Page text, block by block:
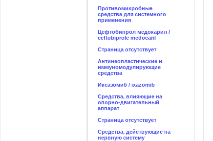
Противомикробные
средства для системного
применения
Цефтобипрол медокарил /
ceftobiprole medocaril
Страница отсутствует
Антинеопластические и
иммуномодулирующие
средства
Иксазомиб / ixazomib
Средства, влияющие на
опорно-двигательный
аппарат
Страница отсутствует
Средства, действующие на
нервную систему